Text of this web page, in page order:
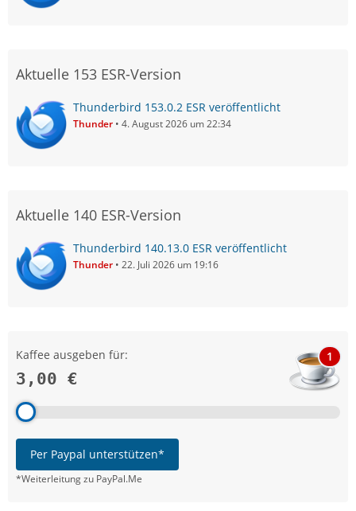
Aktuelle 153 ESR-Version
Thunderbird 153.0.2 ESR veröffentlicht
Thunder 4. August 2026 um 22:34
Aktuelle 140 ESR-Version
Thunderbird 140.13.0 ESR veröffentlicht
Thunder 22. Juli 2026 um 19:16
Kaffee ausgeben für:
3,00 €
1
Per Paypal unterstützen*
*Weiterleitung zu PayPal.Me